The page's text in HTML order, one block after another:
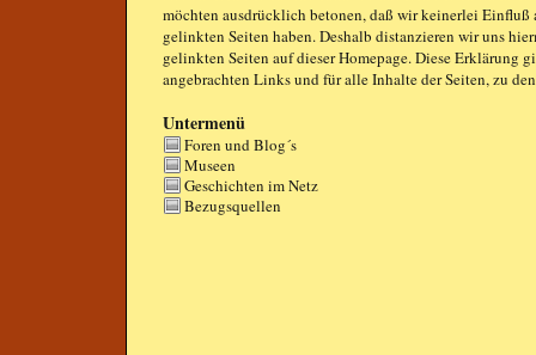
möchten ausdrücklich betonen, daß wir keinerlei
gelinkten Seiten haben. Deshalb distanzieren wir uns
gelinkten Seiten auf dieser Homepage. Diese Erklärung
angebrachten Links und für alle Inhalte der Seiten, zu
Untermenü
Foren und Blog´s
Museen
Geschichten im Netz
Bezugsquellen